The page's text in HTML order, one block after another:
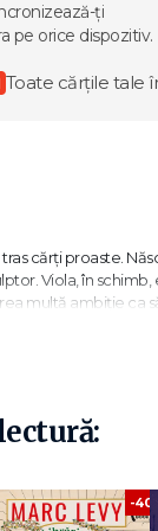
ți
pe orice dispozitiv.
Toate cărțile tale
cărți proaste.
Viola, în
multă ambiție ca
atracție statornică,
grație și de
cucerește.
-